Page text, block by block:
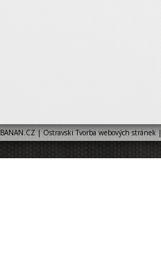
BANAN.CZ|Ostravski Tvorba webových stránek